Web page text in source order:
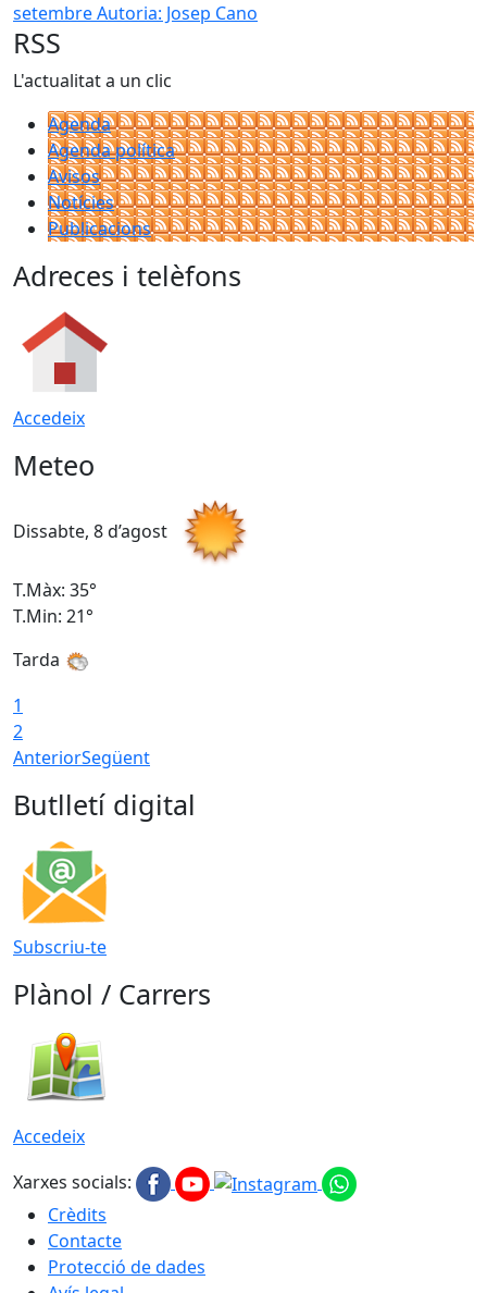
setembreAutoria: Josep Cano
RSS
L'actualitat a un clic
Agenda
Agenda política
Avisos
Notícies
Publicacions
Adreces i telèfons
Accedeix
Meteo
Dissabte, 8 d’agost
T.Màx: 35°
T.Min: 21°
Tarda
1
2
AnteriorSegüent
Butlletí digital
Subscriu-te
Plànol / Carrers
Accedeix
Xarxes socials:
Crèdits
Contacte
Protecció de dades